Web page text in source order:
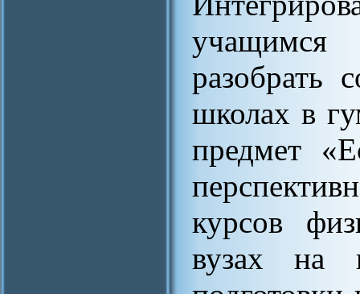
учащимся
разобрать
школах в
предмет
курсов
вузах на